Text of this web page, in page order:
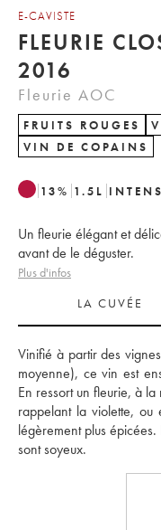
E-CAVISTE
FLEURIE
2016
Fleurie AOC
FRUITS ROUGES
VIN DE COPAINS
13% 1.5 L
Un fleurie élégant et
avant de le déguster.
Plus d'infos
LA CUVÉE
Vinifié à partir des
moyenne), ce vin est
En ressort un fleurie, à
rappelant la violette, ou
légèrement plus
sont soyeux.